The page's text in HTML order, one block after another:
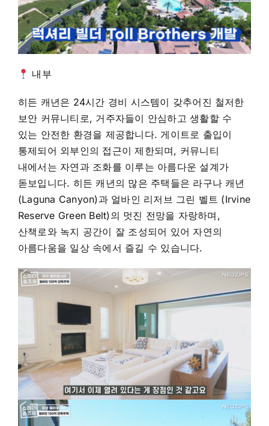
내부
히든 캐년은 24시간 경비 시스템이 갖추어진 철저한
보안 커뮤니티로, 거주자들이 안심하고 생활할 수
있는 안전한 환경을 제공합니다. 게이트로 출입이
통제되어 외부인의 접근이 제한되며, 커뮤니티
내에서는 자연과 조화를 이루는 아름다운 설계가
돋보입니다. 히든 캐년의 많은 주택들은 라구나 캐년
(Laguna Canyon)과 얼바인 리저브 그린 벨트 (Irvine
Reserve Green Belt)의 멋진 전망을 자랑하며,
산책로와 녹지 공간이 잘 조성되어 있어 자연의
아름다움을 일상 속에서 즐길 수 있습니다.